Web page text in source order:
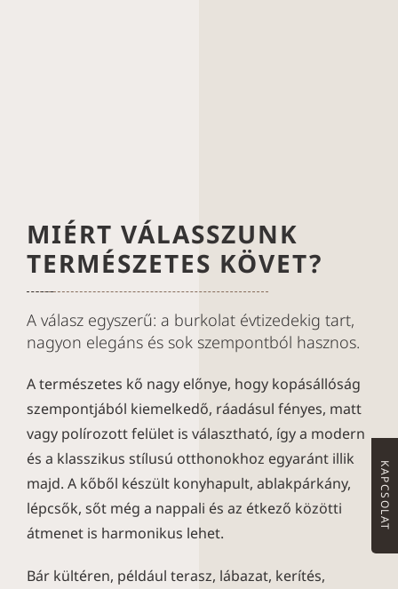
KAPCSOLAT
MIÉRT VÁLASSZUNK
TERMÉSZETES KÖVET?
A válasz egyszerű: a burkolat évtizedekig tart,
nagyon elegáns és sok szempontból hasznos.
A természetes kő nagy előnye, hogy kopásállóság
szempontjából kiemelkedő, ráadásul fényes, matt
vagy polírozott felület is választható, így a modern
és a klasszikus stílusú otthonokhoz egyaránt illik
majd. A kőből készült konyhapult, ablakpárkány,
lépcsők, sőt még a nappali és az étkező közötti
átmenet is harmonikus lehet.
Bár kültéren, például terasz, lábazat, kerítés,